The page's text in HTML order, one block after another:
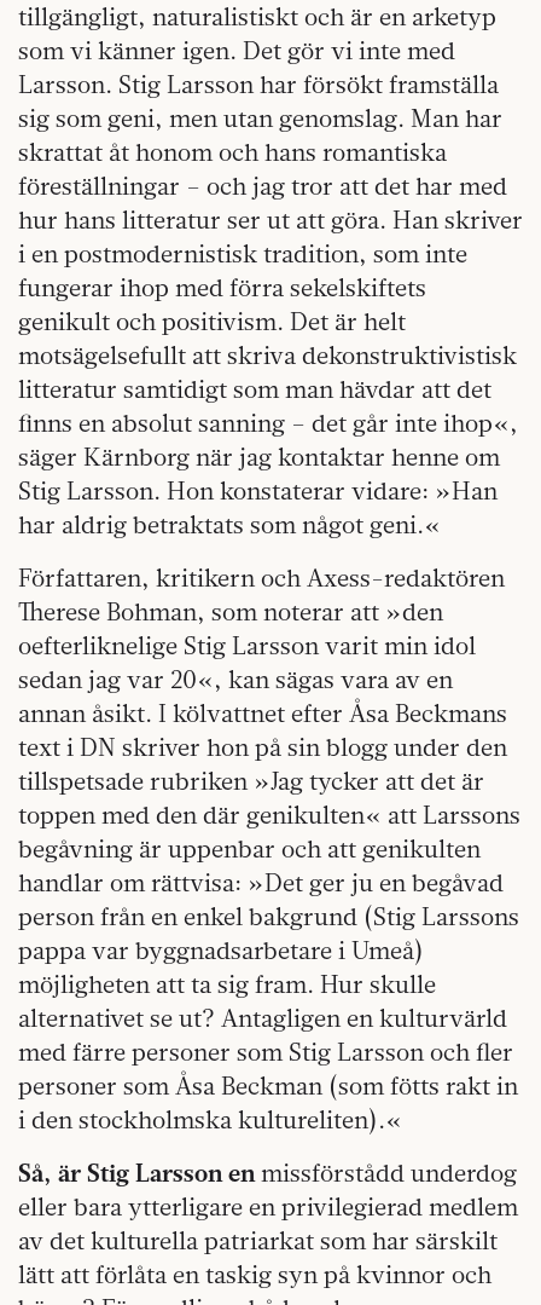
tillgängligt, naturalistiskt och är en arketyp
som vi känner igen. Det gör vi inte med
Larsson. Stig Larsson har försökt framställa
sig som geni, men utan genomslag. Man har
skrattat åt honom och hans romantiska
föreställningar – och jag tror att det har med
hur hans litteratur ser ut att göra. Han skriver
i en postmodernistisk tradition, som inte
fungerar ihop med förra sekelskiftets
genikult och positivism. Det är helt
motsägelsefullt att skriva dekonstruktivistisk
litteratur samtidigt som man hävdar att det
finns en absolut sanning – det går inte ihop«,
säger Kärnborg när jag kontaktar henne om
Stig Larsson. Hon konstaterar vidare: »Han
har aldrig betraktats som något geni.«
Författaren, kritikern och Axess-redaktören
Therese Bohman, som noterar att »den
oefterliknelige Stig Larsson varit min idol
sedan jag var 20«, kan sägas vara av en
annan åsikt. I kölvattnet efter Åsa Beckmans
text i DN skriver hon på sin blogg under den
tillspetsade rubriken »Jag tycker att det är
toppen med den där genikulten« att Larssons
begåvning är uppenbar och att genikulten
handlar om rättvisa: »Det ger ju en begåvad
person från en enkel bakgrund (Stig Larssons
pappa var byggnadsarbetare i Umeå)
möjligheten att ta sig fram. Hur skulle
alternativet se ut? Antagligen en kulturvärld
med färre personer som Stig Larsson och fler
personer som Åsa Beckman (som fötts rakt in
i den stockholmska kultureliten).«
Så, är Stig Larsson enmissförstådd underdog
eller bara ytterligare en privilegierad medlem
av det kulturella patriarkat som har särskilt
lätt att förlåta en taskig syn på kvinnor och